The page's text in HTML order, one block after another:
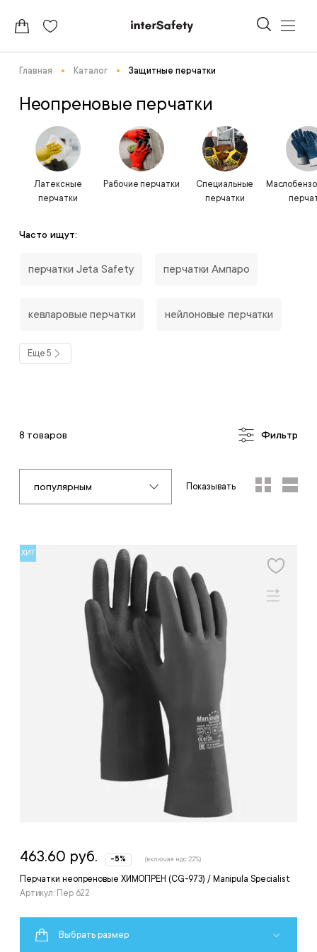
Главная Каталог Защитные перчатки
Неопреновые перчатки
Латексные
перчатки
Рабочие перчатки
Специальные
перчатки
Часто ищут:
перчатки Jeta Safety перчатки Ампаро
кевларовые перчатки нейлоновые перчатки
Еще 5
8 товаров Фильтр
популярным Показывать
ХИТ
Перчатки неопреновые ХИМОПРЕН (CG-973) / Manipula Specialist
Артикул: Пер 622
463.60 руб. -5% (включая ндс 22%)
Выбрать размер